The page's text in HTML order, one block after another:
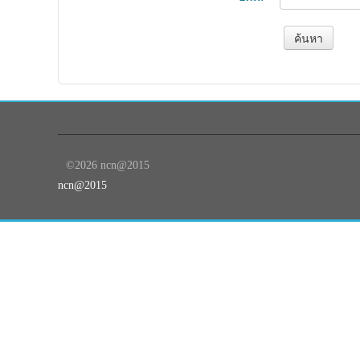
©2026 ncn@2015
ncn@2015